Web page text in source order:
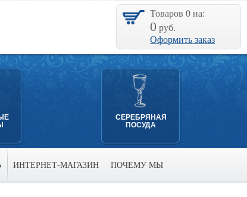
СЕРЕБРЯНАЯ
ПОСУДА
Товаров 0 на:
0 руб.
Оформить заказ
ИНТЕРНЕТ-МАГАЗИН ПОЧЕМУ МЫ